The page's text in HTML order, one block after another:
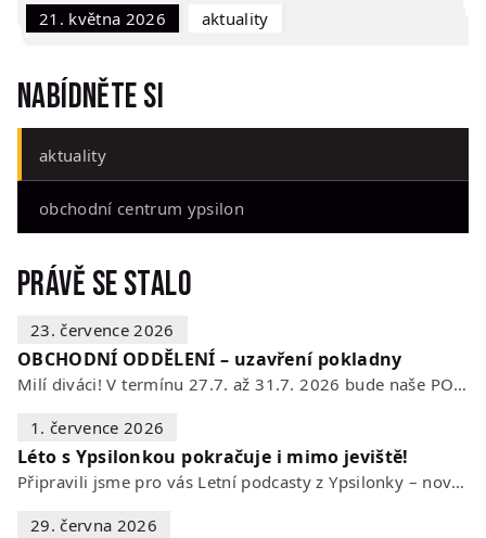
21. května 2026 Aktuality
Nabídněte si
aktuality
obchodní centrum ypsilon
Právě se stalo
23. července 2026
OBCHODNÍ ODDĚLENÍ – uzavření pokladny
Milí diváci! V termínu 27.7. až 31.7. 2026 bude naše POKLADNA z technických…
1. července 2026
Léto s Ypsilonkou pokračuje i mimo jeviště!
Připravili jsme pro vás Letní podcasty z Ypsilonky – novou sérii rozhovorů s…
29. června 2026